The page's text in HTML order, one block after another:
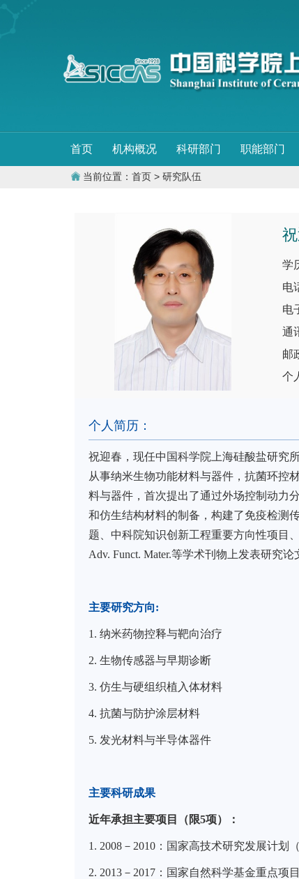
首页 机构概况 科研部门 职能部门
当前位置： 首页 > 研究队伍
学
电
电
通
邮
个
个人简历：
祝迎春，现任中国科学院上海硅酸盐研究
从事纳米生物功能材料与器件，抗菌环控
料与器件，首次提出了通过外场控制动力
和仿生结构材料的制备，构建了免疫检测
题、中科院知识创新工程重要方向性项目
Adv. Funct. Mater.等学术刊物上发表研究论
主要研究方向:
1. 纳米药物控释与靶向治疗
2. 生物传感器与早期诊断
3. 仿生与硬组织植入体材料
4. 抗菌与防护涂层材料
5. 发光材料与半导体器件
主要科研成果
近年承担主要项目（限5项）：
1. 2008－2010：国家高技术研究发展计划（
2. 2013－2017： 国家自然科学基金重点项目